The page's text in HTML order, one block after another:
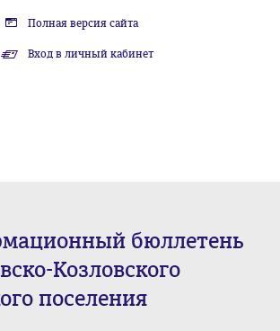
Полная версия сайта
Вход в личный кабинет
бюллетень
Козловского
поселения